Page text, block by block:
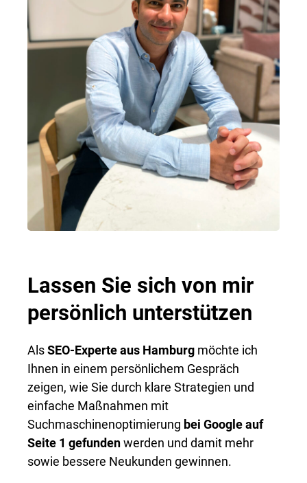
Lassen Sie sich von mir
persönlich unterstützen
AlsSEO-Experte aus Hamburg möchte ich
Ihnen in einem persönlichem Gespräch
zeigen, wie Sie durch klare Strategien und
einfache Maßnahmen mit
Suchmaschinenoptimierung bei Google auf
Seite 1 gefundenwerden und damit mehr
sowie bessere Neukunden gewinnen.